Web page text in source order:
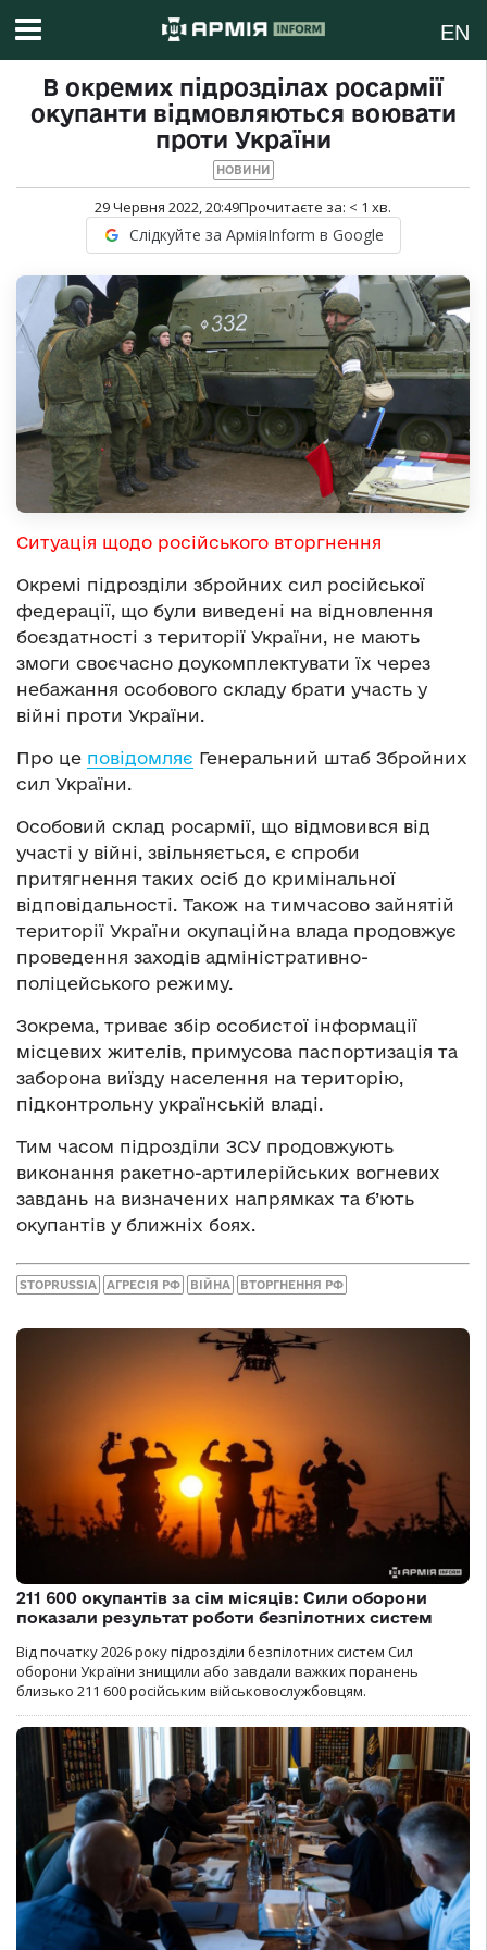
EN
В окремих підрозділах росармії
окупанти відмовляються воювати
проти України
НОВИНИ
29 Червня 2022, 20:49Прочитаєте за: < 1 хв.
Слідкуйте за АрміяInform в Google
Ситуація щодо російського вторгнення
Окремі підрозділи збройних сил російської
федерації, що були виведені на відновлення
боєздатності з території України, не мають
змоги своєчасно доукомплектувати їх через
небажання особового складу брати участь у
війні проти України.
Про це повідомляє Генеральний штаб Збройних
сил України.
Особовий склад росармії, що відмовився від
участі у війні, звільняється, є спроби
притягнення таких осіб до кримінальної
відповідальності. Також на тимчасово зайнятій
території України окупаційна влада продовжує
проведення заходів адміністративно-
поліцейського режиму.
Зокрема, триває збір особистої інформації
місцевих жителів, примусова паспортизація та
заборона виїзду населення на територію,
підконтрольну українській владі.
Тим часом підрозділи ЗСУ продовжують
виконання ракетно-артилерійських вогневих
завдань на визначених напрямках та б’ють
окупантів у ближніх боях.
STOPRUSSIA АГРЕСІЯ РФ ВІЙНА ВТОРГНЕННЯ РФ
211 600 окупантів за сім місяців: Сили оборони
показали результат роботи безпілотних систем
Від початку 2026 року підрозділи безпілотних систем Сил
оборони України знищили або завдали важких поранень
близько 211 600 російським військовослужбовцям.